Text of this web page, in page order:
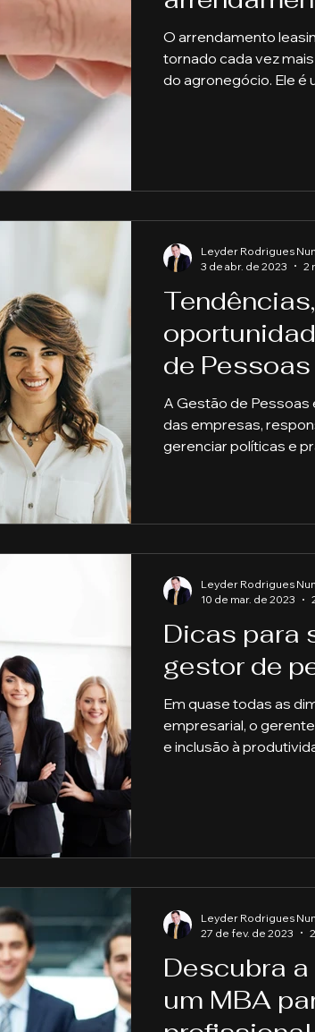
Pecuária Turma de Graduação
Gestão Comercial
Gestão de Pessoas
O arrendamento
tornado cada vez
do agronegócio. Ele é
de Pessoas
A Gestão de
das empresas,
gerenciar políticas e
Leyder Rodrigues
3 de abr. de 2023
2
Dicas para
gestor de
Em quase todas as
empresarial, o
e inclusão à
Leyder Rodrigues
10 de mar. de 2023
Descubra
um MBA
Leyder Rodrigues
27 de fev. de 2023